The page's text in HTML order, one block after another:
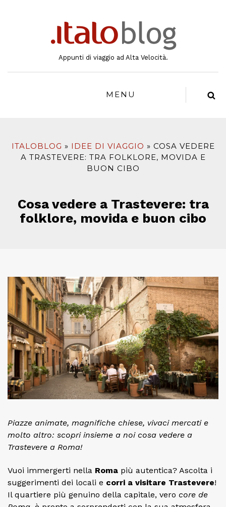
Appunti di viaggio ad Alta Velocità.
MENU
ITALOBLOG IDEE DI VIAGGIO
COSA VEDERE
A TRASTEVERE: TRA FOLKLORE, MOVIDA E
BUON CIBO
Cosa vedere a Trastevere: tra
folklore, movida e buon cibo
Piazze animate, magnifiche chiese, vivaci mercati e
molto altro: scopri insieme a noi cosa vedere a
Trastevere a Roma!
Vuoi immergerti nella Roma più autentica? Ascolta i
suggerimenti dei locali e corri a visitare Trastevere!
Il quartiere più genuino della capitale, vero core de